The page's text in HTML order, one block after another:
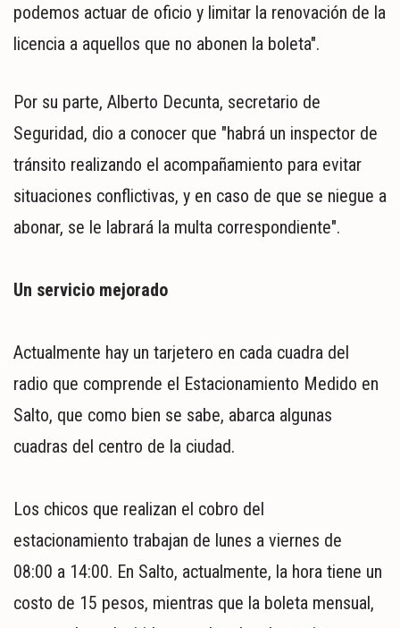
podemos actuar de oficio y limitar la renovación de la
licencia a aquellos que no abonen la boleta".
Por su parte, Alberto Decunta, secretario de
Seguridad, dio a conocer que "habrá un inspector de
tránsito realizando el acompañamiento para evitar
situaciones conflictivas, y en caso de que se niegue a
abonar, se le labrará la multa correspondiente".
Un servicio mejorado
Actualmente hay un tarjetero en cada cuadra del
radio que comprende el Estacionamiento Medido en
Salto, que como bien se sabe, abarca algunas
cuadras del centro de la ciudad.
Los chicos que realizan el cobro del
estacionamiento trabajan de lunes a viernes de
08:00 a 14:00. En Salto, actualmente, la hora tiene un
costo de 15 pesos, mientras que la boleta mensual,